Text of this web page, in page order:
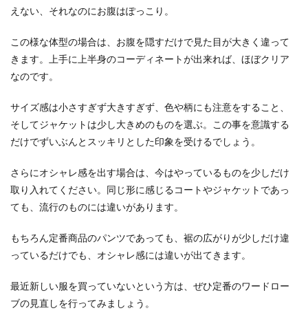
えない、それなのにお腹はぽっこり。
この様な体型の場合は、お腹を隠すだけで見た目が大きく違って
きます。上手に上半身のコーディネートが出来れば、ほぼクリア
なのです。
サイズ感は小さすぎず大きすぎず、色や柄にも注意をすること、
そしてジャケットは少し大きめのものを選ぶ。この事を意識する
だけでずいぶんとスッキリとした印象を受けるでしょう。
さらにオシャレ感を出す場合は、今はやっているものを少しだけ
取り入れてください。同じ形に感じるコートやジャケットであっ
ても、流行のものには違いがあります。
もちろん定番商品のパンツであっても、裾の広がりが少しだけ違
っているだけでも、オシャレ感には違いが出てきます。
最近新しい服を買っていないという方は、ぜひ定番のワードロー
ブの見直しを行ってみましょう。